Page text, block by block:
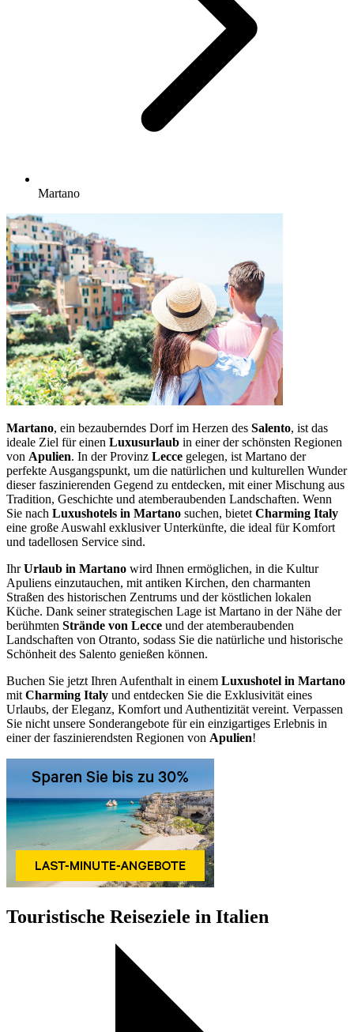
Martano
Martano, ein bezauberndes Dorf im Herzen des Salento, ist das
ideale Ziel für einen Luxusurlaub in einer der schönsten Regionen
von Apulien. In der Provinz Lecce gelegen, ist Martano der
perfekte Ausgangspunkt, um die natürlichen und kulturellen Wunder
dieser faszinierenden Gegend zu entdecken, mit einer Mischung aus
Tradition, Geschichte und atemberaubenden Landschaften. Wenn
Sie nach Luxushotels in Martano suchen, bietet Charming Italy
eine große Auswahl exklusiver Unterkünfte, die ideal für Komfort
und tadellosen Service sind.
IhrUrlaub in Martano wird Ihnen ermöglichen, in die Kultur
Apuliens einzutauchen, mit antiken Kirchen, den charmanten
Straßen des historischen Zentrums und der köstlichen lokalen
Küche. Dank seiner strategischen Lage ist Martano in der Nähe der
berühmten Strände von Lecce und der atemberaubenden
Landschaften von Otranto, sodass Sie die natürliche und historische
Schönheit des Salento genießen können.
Buchen Sie jetzt Ihren Aufenthalt in einem Luxushotel in Martano
mit Charming Italy und entdecken Sie die Exklusivität eines
Urlaubs, der Eleganz, Komfort und Authentizität vereint. Verpassen
Sie nicht unsere Sonderangebote für ein einzigartiges Erlebnis in
einer der faszinierendsten Regionen von Apulien!
Touristische Reiseziele in Italien